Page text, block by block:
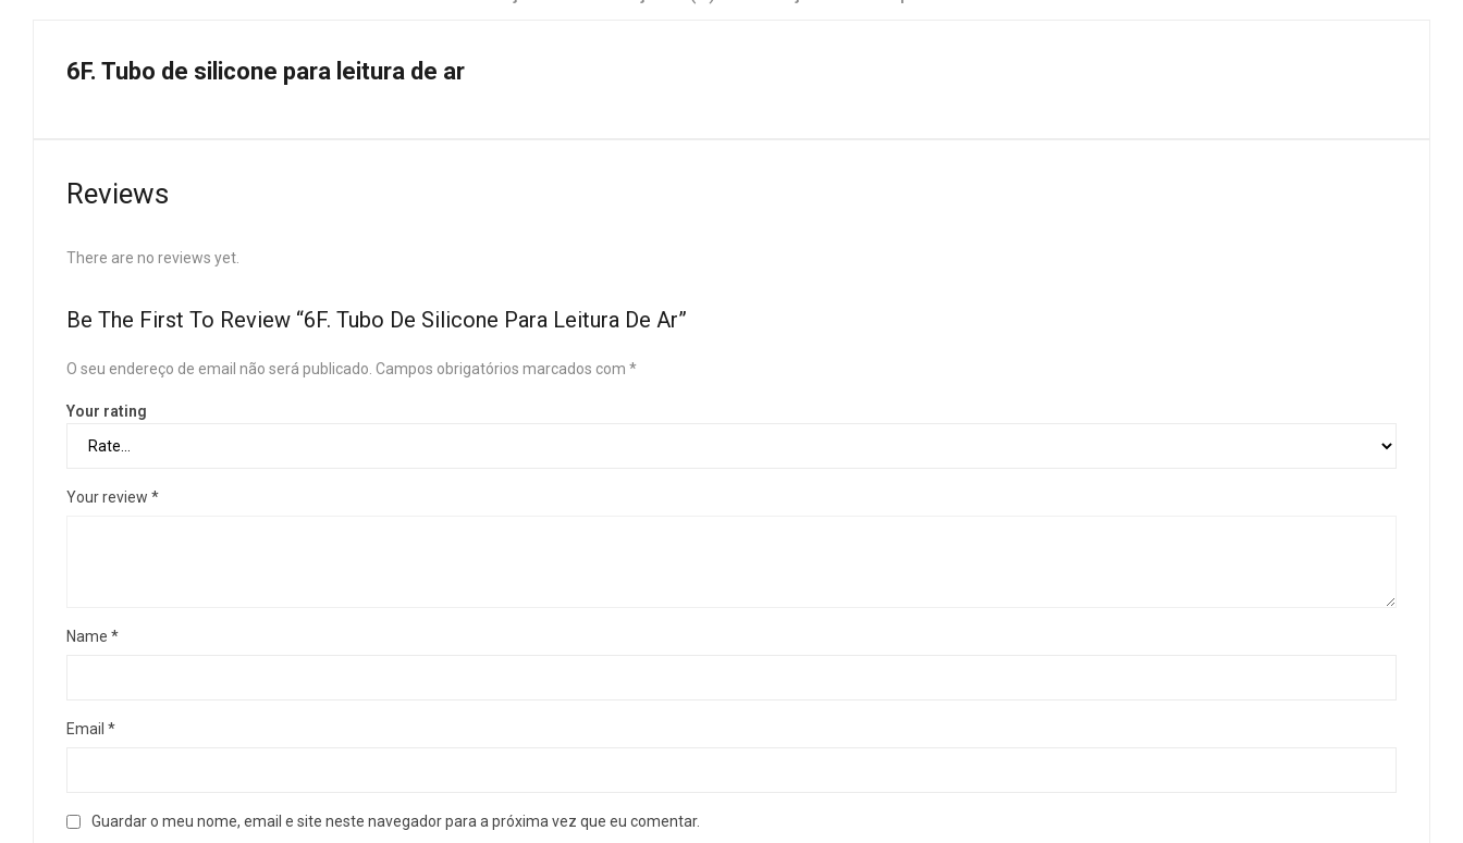
6F. Tubo de silicone para leitura de ar
Reviews
There are no reviews yet.
Be The First To Review “6F. Tubo De Silicone Para Leitura De Ar”
O seu endereço de email não será publicado. Campos obrigatórios marcados com *
Your rating
Your review *
Name *
Email *
Guardar o meu nome, email e site neste navegador para a próxima vez que eu comentar.